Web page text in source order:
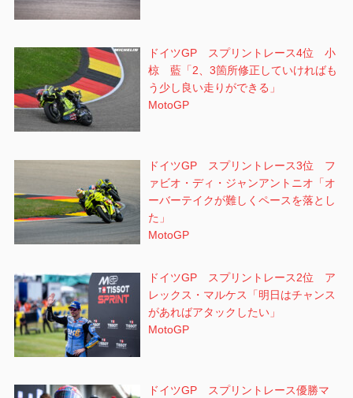
ドイツGP スプリントレース4位 小
椋 藍「2、3箇所修正していければも
う少し良い走りができる」
MotoGP
ドイツGP スプリントレース3位 フ
ァビオ・ディ・ジャンアントニオ「オ
ーバーテイクが難しくペースを落とし
た」
MotoGP
ドイツGP スプリントレース2位 ア
レックス・マルケス「明日はチャンス
があればアタックしたい」
MotoGP
ドイツGP スプリントレース優勝マ